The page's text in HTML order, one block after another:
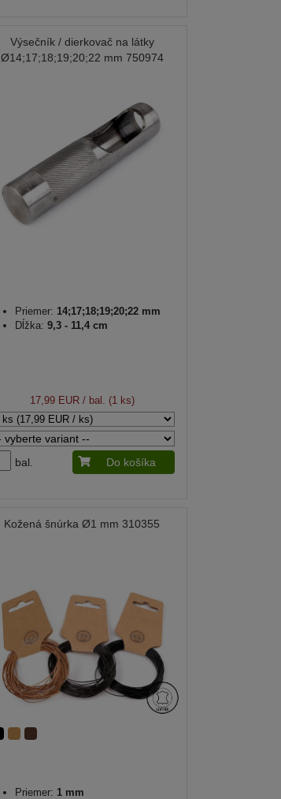
Výsečník / dierkovač na látky
Ø14;17;18;19;20;22 mm 750974
Priemer: 14;17;18;19;20;22 mm
Dĺžka: 9,3 - 11,4 cm
17,99 EUR/ bal. (1 ks)
bal. Do košíka
Kožená šnúrka Ø1 mm 310355
Priemer: 1 mm